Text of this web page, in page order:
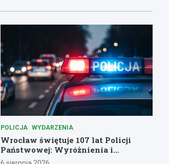
POLICJA WYDARZENIA
Wrocław świętuje 107 lat Policji
Państwowej: Wyróżnienia i
podziękowania dla bohaterów służby